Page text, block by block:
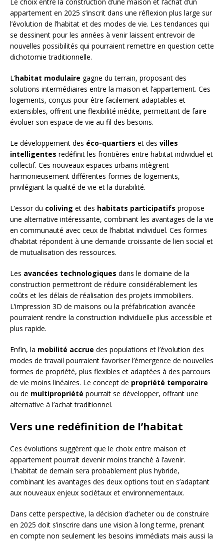
appartement en 2025 s’inscrit dans une réflexion plus large sur
l’évolution de l’habitat et des modes de vie. Les tendances qui
se dessinent pour les années à venir laissent entrevoir de
nouvelles possibilités qui pourraient remettre en question cette
dichotomie traditionnelle.
L’habitat modulaire gagne du terrain, proposant des
solutions intermédiaires entre la maison et l’appartement. Ces
logements, conçus pour être facilement adaptables et
extensibles, offrent une flexibilité inédite, permettant de faire
évoluer son espace de vie au fil des besoins.
Le développement des éco-quartiers et des villes
intelligentes redéfinit les frontières entre habitat individuel et
collectif. Ces nouveaux espaces urbains intègrent
harmonieusement différentes formes de logements,
privilégiant la qualité de vie et la durabilité.
L’essor du coliving et des habitats participatifs propose
une alternative intéressante, combinant les avantages de la vie
en communauté avec ceux de l’habitat individuel. Ces formes
d’habitat répondent à une demande croissante de lien social et
de mutualisation des ressources.
Les avancées technologiques dans le domaine de la
construction permettront de réduire considérablement les
coûts et les délais de réalisation des projets immobiliers.
L’impression 3D de maisons ou la préfabrication avancée
pourraient rendre la construction individuelle plus accessible et
plus rapide.
Enfin, la mobilité accrue des populations et l’évolution des
modes de travail pourraient favoriser l’émergence de nouvelles
formes de propriété, plus flexibles et adaptées à des parcours
de vie moins linéaires. Le concept de propriété temporaire
ou de multipropriété pourrait se développer, offrant une
alternative à l’achat traditionnel.
Vers une redéfinition de l’habitat
Ces évolutions suggèrent que le choix entre maison et
appartement pourrait devenir moins tranché à l’avenir.
L’habitat de demain sera probablement plus hybride,
combinant les avantages des deux options tout en s’adaptant
aux nouveaux enjeux sociétaux et environnementaux.
Dans cette perspective, la décision d’acheter ou de construire
en 2025 doit s’inscrire dans une vision à long terme, prenant
en compte non seulement les besoins immédiats mais aussi la